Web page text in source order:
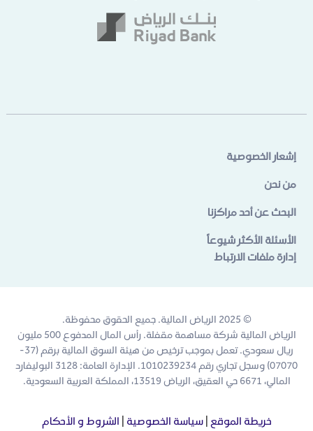
إشعار الخصوصية
من نحن
البحث عن أحد مراكزنا
الأسئلة الأكثر شيوعاً
إدارة ملفات الارتباط
© 2025 الرياض المالية. جميع الحقوق محفوظة.
الرياض المالية شركة مساهمة مقفلة. رأس المال المدفوع 500 مليون
ريال سعودي. تعمل بموجب ترخيص من هيئة السوق المالية برقم (37-
07070) وسجل تجاري رقم 1010239234. الإدارة العامة: 3128 البوليفارد
المالي، 6671 حي العقيق، الرياض 13519، المملكة العربية السعودية.
خريطة الموقع |سياسة الخصوصية الشروط و الأحكام